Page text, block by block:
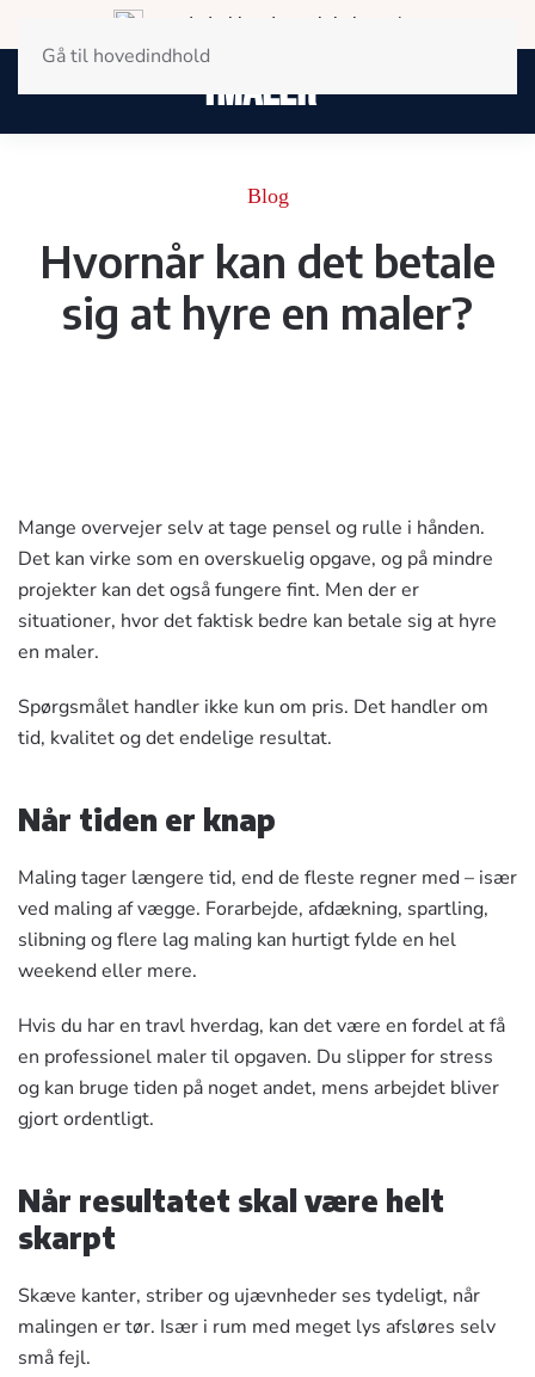
Gå til hovedindhold
Landsdækkende og lokal service
Blog
Hvornår kan det betale
sig at hyre en maler?
Mange overvejer selv at tage pensel og rulle i hånden.
Det kan virke som en overskuelig opgave, og på mindre
projekter kan det også fungere fint. Men der er
situationer, hvor det faktisk bedre kan betale sig at hyre
en maler.
Spørgsmålet handler ikke kun om pris. Det handler om
tid, kvalitet og det endelige resultat.
Når tiden er knap
Maling tager længere tid, end de fleste regner med – især
ved maling af vægge. Forarbejde, afdækning, spartling,
slibning og flere lag maling kan hurtigt fylde en hel
weekend eller mere.
Hvis du har en travl hverdag, kan det være en fordel at få
en professionel maler til opgaven. Du slipper for stress
og kan bruge tiden på noget andet, mens arbejdet bliver
gjort ordentligt.
Når resultatet skal være helt
skarpt
Skæve kanter, striber og ujævnheder ses tydeligt, når
malingen er tør. Især i rum med meget lys afsløres selv
små fejl.